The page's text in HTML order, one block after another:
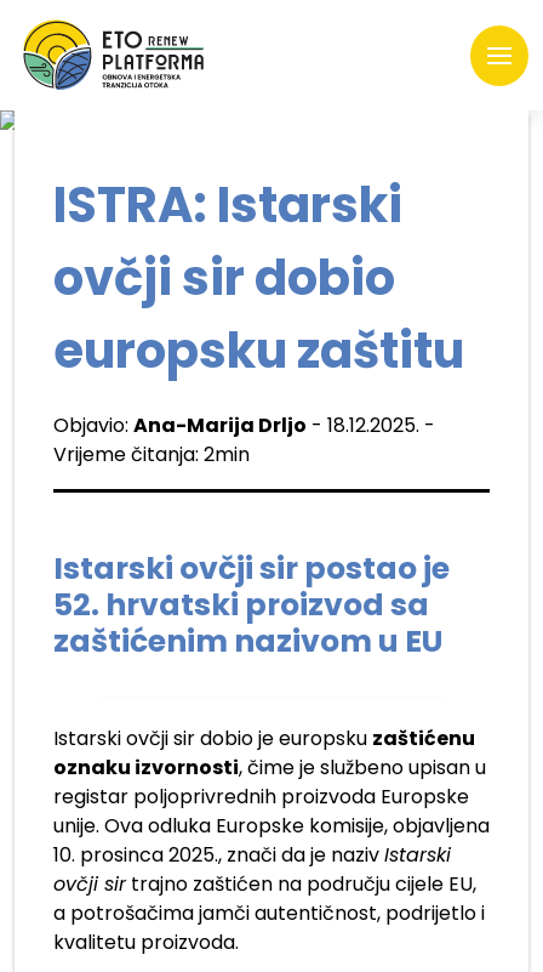
ISTRA: Istarski
ovčji sir dobio
europsku zaštitu
Objavio: Ana-Marija Drljo - 18.12.2025. -
Vrijeme čitanja: 2min
Istarski ovčji sir postao je
52. hrvatski proizvod sa
zaštićenim nazivom u EU
Istarski ovčji sir dobio je europsku zaštićenu
oznaku izvornosti, čime je službeno upisan u
registar poljoprivrednih proizvoda Europske
unije. Ova odluka Europske komisije, objavljena
10. prosinca 2025., znači da je nazivIstarski
ovčji sirtrajno zaštićen na području cijele EU,
a potrošačima jamči autentičnost, podrijetlo i
kvalitetu proizvoda.